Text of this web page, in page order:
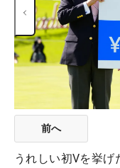
前へ
うれしい初Vを挙